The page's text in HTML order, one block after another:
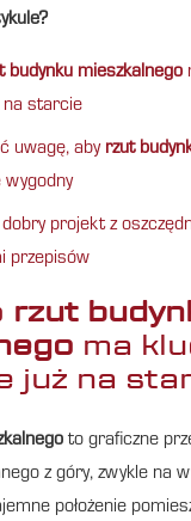
budynku mieszkalnego
na starcie
uwagę, aby rzut
wygodny
dobry projekt z
przepisów
rzut
ma
już na
to graficzne
z góry, zwykle na
położenie